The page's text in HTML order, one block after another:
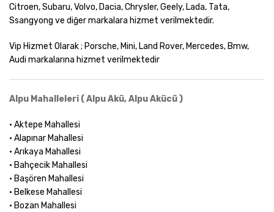
Citroen, Subaru, Volvo, Dacia, Chrysler, Geely, Lada, Tata,
Ssangyong ve diğer markalara hizmet verilmektedir.
Vip Hizmet Olarak ; Porsche, Mini, Land Rover, Mercedes, Bmw,
Audi markalarına hizmet verilmektedir
Alpu Mahalleleri ( Alpu Akü, Alpu Akücü )
• Aktepe Mahallesi
• Alapınar Mahallesi
• Arıkaya Mahallesi
• Bahçecik Mahallesi
• Başören Mahallesi
• Belkese Mahallesi
• Bozan Mahallesi